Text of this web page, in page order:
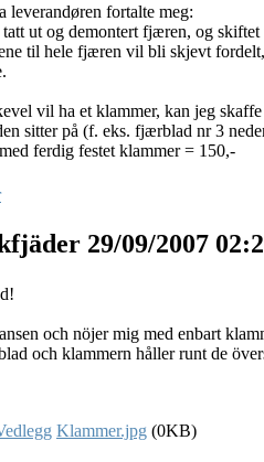
leverandøren fortalte meg:
tatt ut og demontert fjæren, og
til hele fjæren vil bli skjevt
vil ha et klammer, kan jeg
sitter på (f. eks. fjærblad nr 3
ferdig festet klammer = 150,-
29/09/2007
och nöjer mig med enbart
och klammern håller runt de
Klammer.jpg (0KB)